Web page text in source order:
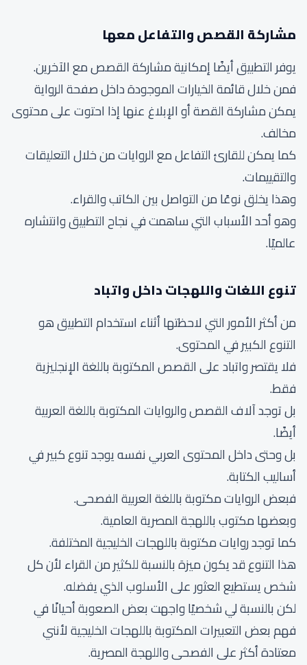
مشاركة القصص والتفاعل معها
يوفر التطبيق أيضًا إمكانية مشاركة القصص مع الآخرين.
فمن خلال قائمة الخيارات الموجودة داخل صفحة الرواية
يمكن مشاركة القصة أو الإبلاغ عنها إذا احتوت على محتوى
مخالف.
كما يمكن للقارئ التفاعل مع الروايات من خلال التعليقات
والتقييمات.
وهذا يخلق نوعًا من التواصل بين الكاتب والقراء.
وهو أحد الأسباب التي ساهمت في نجاح التطبيق وانتشاره
عالميًا.
تنوع اللغات واللهجات داخل واتباد
من أكثر الأمور التي لاحظتها أثناء استخدام التطبيق هو
التنوع الكبير في المحتوى.
فلا يقتصر واتباد على القصص المكتوبة باللغة الإنجليزية
فقط.
بل توجد آلاف القصص والروايات المكتوبة باللغة العربية
أيضًا.
بل وحتى داخل المحتوى العربي نفسه يوجد تنوع كبير في
أساليب الكتابة.
فبعض الروايات مكتوبة باللغة العربية الفصحى.
وبعضها مكتوب باللهجة المصرية العامية.
كما توجد روايات مكتوبة باللهجات الخليجية المختلفة.
هذا التنوع قد يكون ميزة بالنسبة للكثير من القراء لأن كل
شخص يستطيع العثور على الأسلوب الذي يفضله.
لكن بالنسبة لي شخصيًا واجهت بعض الصعوبة أحيانًا في
فهم بعض التعبيرات المكتوبة باللهجات الخليجية لأنني
معتادة أكثر على الفصحى واللهجة المصرية.